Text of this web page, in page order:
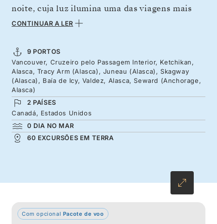
noite, cuja luz ilumina uma das viagens mais
extraordinárias do mundo. Vivencie as ilhas
abundante avifauna da Passagem Interna
enquanto navega rumo ao norte, em direção às
terras ancestrais dos Tlingit e dos Haida. Essas
paisagens são compartilhadas com a
fascinante vida selvagem do Alasca, de águias-
americanas a ursos-pardos, passando por
baleias-jubarte que cruzam as águas logo
CONTINUAR A LER
9 PORTOS
Vancouver, Cruzeiro pelo Passagem Interior, Ketchikan,
Alasca, Tracy Arm (Alasca), Juneau (Alasca), Skagway
(Alasca), Baía de Icy, Valdez, Alasca, Seward (Anchorage,
Alasca)
2 PAÍSES
Canadá, Estados Unidos
0 DIA NO MAR
60 EXCURSÕES EM TERRA
Com opcional Pacote de voo